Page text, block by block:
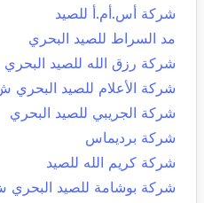
شركة أس.أم.أ للصيد
مد السراط للصيد البحري
شركة رزق الله للصيد
شركة الأعلام للصيد
شركة الجريبي للصيد البحري
شركة برديماس
شركة كريم الله للصيد
شركة بوشامة للصيد